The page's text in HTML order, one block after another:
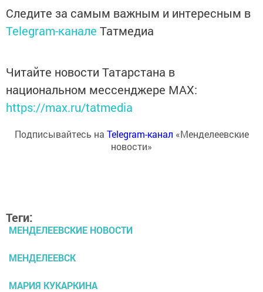
Следите за самым важным и интересным в
Telegram-канале Татмедиа
Читайте новости Татарстана в
национальном мессенджере MАХ:
https://max.ru/tatmedia
Подписывайтесь на Telegram-канал «Менделеевские
новости»
Теги:
МЕНДЕЛЕЕВСКИЕ НОВОСТИ
МЕНДЕЛЕЕВСК
МАРИЯ КУКАРКИНА